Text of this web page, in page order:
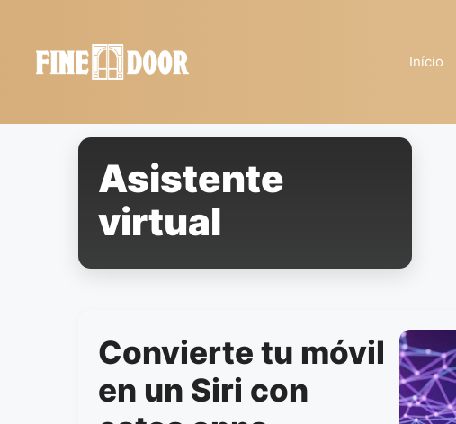
contenido
Início
Asistente
virtual
Convierte tu móvil
en un Siri con